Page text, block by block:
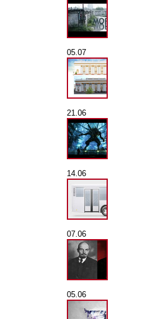
05.07
21.06
14.06
07.06
05.06